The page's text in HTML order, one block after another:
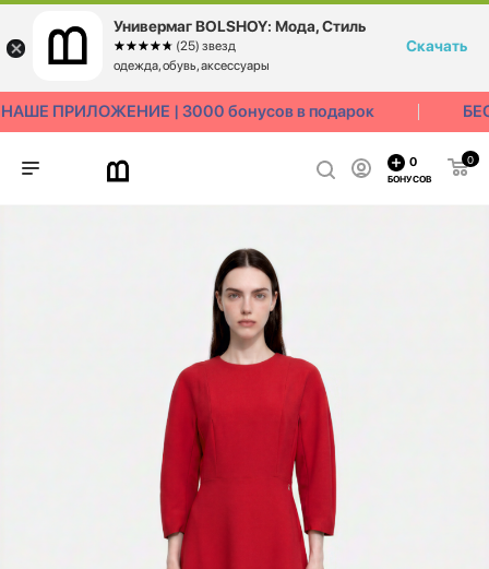
ПРИЛОЖЕНИЕ | 3000 бонусов в подарок
0
0
БОНУСОВ
Универмаг BOLSHOY: Мода, Стиль
☆☆☆☆☆
★★★★★ (25) звезд
одежда, обувь, аксессуары
Скачать